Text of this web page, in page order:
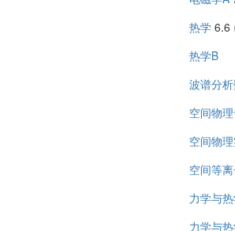
热学 6.6
热学B
波谱分
空间物
空间物
空间等
力学与
力学与